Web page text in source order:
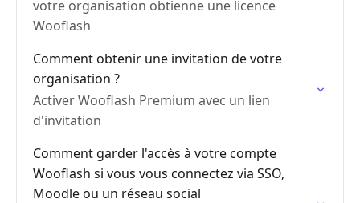
votre organisation obtienne une licence
Wooflash
Comment obtenir une invitation de votre
organisation ?
Activer Wooflash Premium avec un lien
d'invitation
Comment garder l'accès à votre compte
Wooflash si vous vous connectez via SSO,
Moodle ou un réseau social